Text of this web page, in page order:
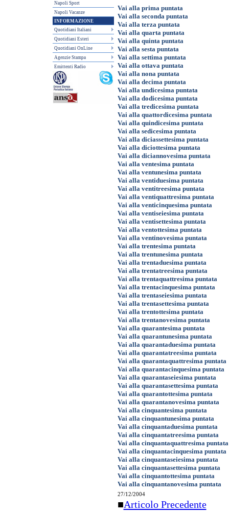
Napoli Sport
Napoli Vacanze
INFORMAZIONE
Quotidiani Italiani
Quotidiani Esteri
Quotidiani OnLine
Agenzie Stampa
Emittenti Radio
Vai alla prima puntata
Vai alla seconda puntata
Vai alla terza puntata
Vai alla quarta puntata
Vai alla quinta puntata
Vai alla sesta puntata
Vai alla settima puntata
Vai alla ottava puntata
Vai alla nona puntata
Vai alla decima puntata
Vai alla undicesima puntata
Vai alla dodicesima puntata
Vai alla tredicesima puntata
Vai alla quattordicesima puntata
Vai alla quindicesima puntata
Vai alla sedicesima puntata
Vai alla diciassettesima puntata
Vai alla diciottesima puntata
Vai alla diciannovesima puntata
Vai alla ventesima puntata
Vai alla ventunesima puntata
Vai alla ventiduesima puntata
Vai alla ventitreesima puntata
Vai alla ventiquattresima puntata
Vai alla venticinquesima puntata
Vai alla ventiseiesima puntata
Vai alla ventisettesima puntata
Vai alla ventottesima puntata
Vai alla ventinovesima puntata
Vai alla trentesima puntata
Vai alla trentunesima puntata
Vai alla trentaduesima puntata
Vai alla trentatreesima puntata
Vai alla trentaquattresima puntata
Vai alla trentacinquesima puntata
Vai alla trentaseiesima puntata
Vai alla trentasettesima puntata
Vai alla trentottesima puntata
Vai alla trentanovesima puntata
Vai alla quarantesima puntata
Vai alla quarantunesima puntata
Vai alla quarantaduesima puntata
Vai alla quarantatreesima puntata
Vai alla quarantaquattresima puntata
Vai alla quarantacinquesima puntata
Vai alla quarantaseiesima puntata
Vai alla quarantasettesima puntata
Vai alla quarantottesima puntata
Vai alla quarantanovesima puntata
Vai alla cinquantesima puntata
Vai alla cinquantunesima puntata
Vai alla cinquantaduesima puntata
Vai alla cinquantatreesima puntata
Vai alla cinquantaquattresima puntata
Vai alla cinquantacinquesima puntata
Vai alla cinquantaseiesima puntata
Vai alla cinquantasettesima puntata
Vai alla cinquantottesima puntata
Vai alla cinquantanovesima puntata
27/12/2004
■Articolo Precedente